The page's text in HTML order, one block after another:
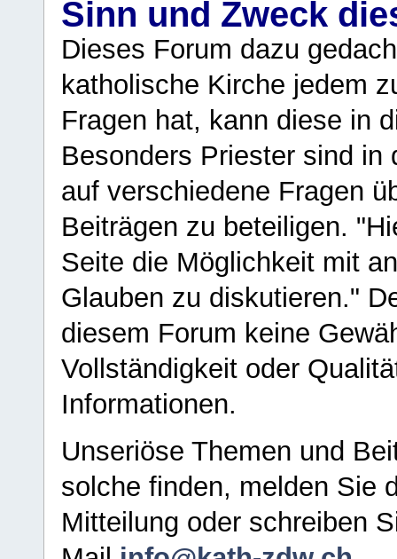
Sinn und Zweck
Dieses Forum dazu
katholische Kirche jedem
Fragen hat, kann diese in
Besonders Priester sind in
auf verschiedene Fragen
Beiträgen zu beteiligen.
Seite die Möglichkeit mit
Glauben zu diskutieren."
diesem Forum keine
Vollständigkeit oder
Informationen.
Unseriöse Themen und
solche finden, melden Sie
Mitteilung oder schreiben